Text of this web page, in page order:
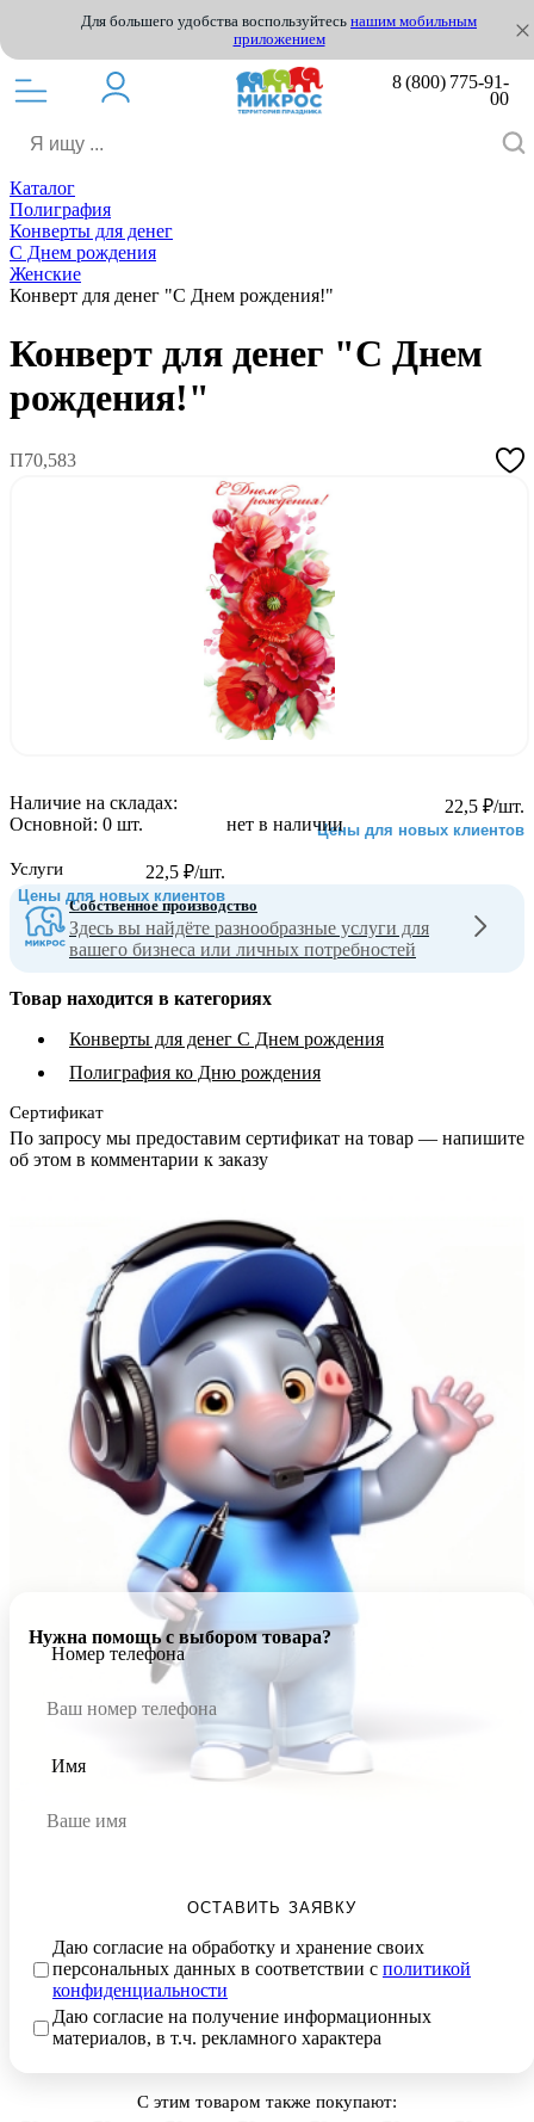
Для большего удобства воспользуйтесь нашим мобильным
приложением
8 (800) 775-91-
00
Каталог
Полиграфия
Конверты для денег
С Днем рождения
Женские
Конверт для денег "С Днем рождения!"
Конверт для денег "С Днем
рождения!"
П70,583
22,5 ₽/шт.
Цены для новых клиентов
нет в наличии
22,5 ₽/шт.
Цены для новых клиентов
Наличие на складах:
Основной: 0 шт.
Услуги
Собственное производство
Здесь вы найдёте разнообразные услуги для
вашего бизнеса или личных потребностей
Товар находится в категориях
Конверты для денег С Днем рождения
Полиграфия ко Дню рождения
Сертификат
По запросу мы предоставим сертификат на товар — напишите
об этом в комментарии к заказу
Нужна помощь с выбором товара?
Номер телефона
Имя
ОСТАВИТЬ ЗАЯВКУ
Даю согласие на обработку и хранение своих
персональных данных в соответствии с политикой
конфиденциальности
Даю согласие на получение информационных
материалов, в т.ч. рекламного характера
С этим товаром также покупают: